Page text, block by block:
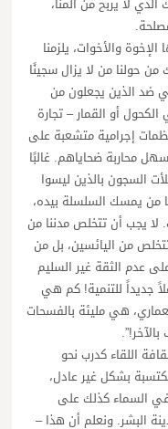
والأخوات، يلزمنا
حولنا من لا يزال سجينًا
ضد الذين يجعلون من
أو القمار – تجارة
إجرامية متشعبة على
محاربة ضحاياهم. غالبًا
السجون بالذين ليسوا
من يمسك السلسلة بيده،
لا يجب أن تتخلص مدننا من
من اليائسين، بل من
عدم الثقة غير السليم
جديداً للتنمية! كم هي
هي مليئة بالفسحات
اللقاء كدرب نحو
بشكل غير عادل،
السماء كذلك على
البشر. ونعلم أن هذا –